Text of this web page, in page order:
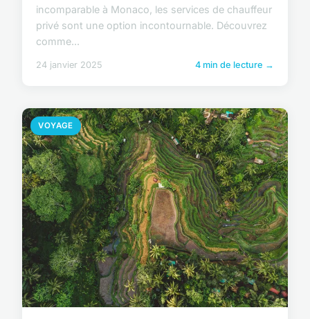
incomparable à Monaco, les services de chauffeur
privé sont une option incontournable. Découvrez
comme...
24 janvier 2025 4 min de lecture →
VOYAGE